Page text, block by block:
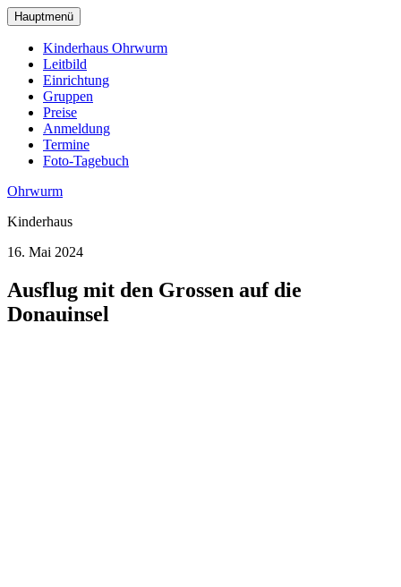
zum
Hauptinhalt
wechseln
Hauptmenü
Kinderhaus Ohrwurm
Leitbild
Einrichtung
Gruppen
Preise
Anmeldung
Termine
Foto-Tagebuch
Ohrwurm
Kinderhaus
16. Mai 2024
Ausflug mit den Grossen auf die
Donauinsel